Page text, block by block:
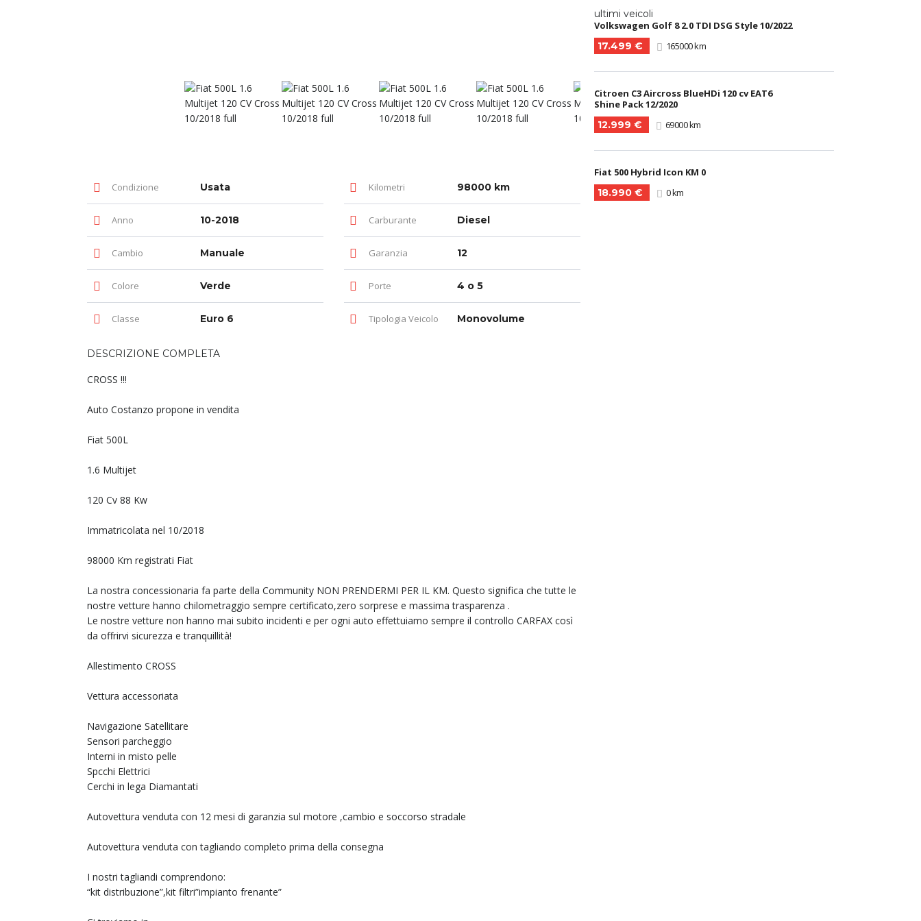
Condizione Usata Kilometri 98000 km
Anno 10-2018 Carburante Diesel
Cambio Manuale Garanzia 12
Colore Verde Porte 4 o 5
Classe Euro 6 Tipologia Veicolo Monovolume
DESCRIZIONE COMPLETA
CROSS !!!
Auto Costanzo propone in vendita
Fiat 500L
1.6 Multijet
120 Cv 88 Kw
Immatricolata nel 10/2018
98000 Km registrati Fiat
La nostra concessionaria fa parte della Community NON PRENDERMI PER IL KM. Questo significa che tutte le
nostre vetture hanno chilometraggio sempre certificato,zero sorprese e massima trasparenza .
Le nostre vetture non hanno mai subito incidenti e per ogni auto effettuiamo sempre il controllo CARFAX così
da offrirvi sicurezza e tranquillità!
Allestimento CROSS
Vettura accessoriata
Navigazione Satellitare
Sensori parcheggio
Interni in misto pelle
Spcchi Elettrici
Cerchi in lega Diamantati
Autovettura venduta con 12 mesi di garanzia sul motore ,cambio e soccorso stradale
Autovettura venduta con tagliando completo prima della consegna
I nostri tagliandi comprendono:
“kit distribuzione”,kit filtri”impianto frenante”
ultimi veicoli
Volkswagen Golf 8 2.0 TDI DSG Style 10/2022
17.499 €
165000 km
Citroen C3 Aircross BlueHDi 120 cv EAT6
Shine Pack 12/2020
12.999 €
69000 km
Fiat 500 Hybrid Icon KM 0
18.990 €
0 km